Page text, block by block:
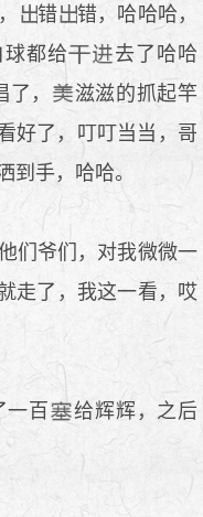
错
错，哈哈哈，
都给
去了哈哈
了，
滋滋的抓起竿
好了，叮叮当当，哥
到手，哈哈。
们爷们，对我微微一
走了，我这一看，哎
一百
给辉辉，之后